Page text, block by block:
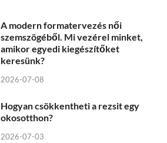
A modern formatervezés női
szemszögéből. Mi vezérel minket,
amikor egyedi kiegészítőket
keresünk?
2026-07-08
Hogyan csökkentheti a rezsit egy
okosotthon?
2026-07-03